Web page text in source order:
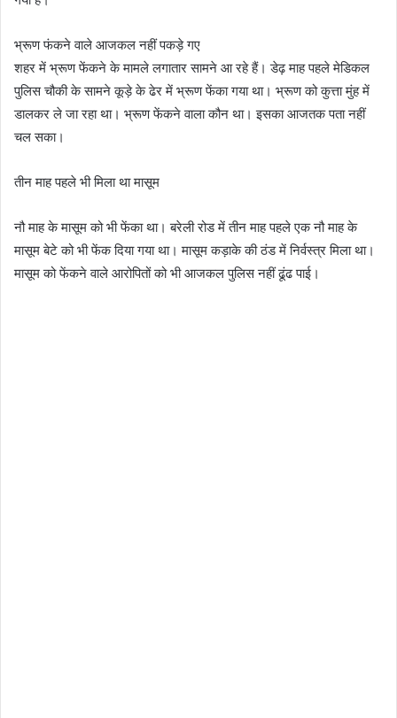
भ्रूण फंकने वाले आजकल नहीं पकड़े गए
शहर में भ्रूण फेंकने के मामले लगातार सामने आ रहे हैं। डेढ़ माह पहले मेडिकल
पुलिस चौकी के सामने कूड़े के ढेर में भ्रूण फेंका गया था। भ्रूण को कुत्ता मुंह में
डालकर ले जा रहा था। भ्रूण फेंकने वाला कौन था। इसका आजतक पता नहीं
चल सका।
तीन माह पहले भी मिला था मासूम
नौ माह के मासूम को भी फेंका था। बरेली रोड में तीन माह पहले एक नौ माह के
मासूम बेटे को भी फेंक दिया गया था। मासूम कड़ाके की ठंड में निर्वस्त्र मिला था।
मासूम को फेंकने वाले आरोपितों को भी आजकल पुलिस नहीं ढूंढ पाई।